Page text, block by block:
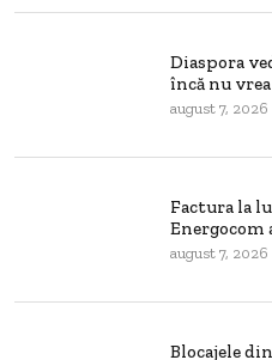
Diaspora
încă nu vrea
august 7, 2026
Factura la
Energocom
august 7, 2026
Blocajele